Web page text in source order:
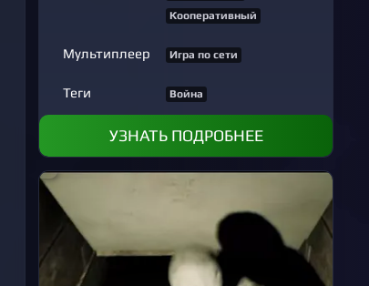
Кооперативный
Мультиплеер Игра по сети
Теги Война
УЗНАТЬ ПОДРОБНЕЕ